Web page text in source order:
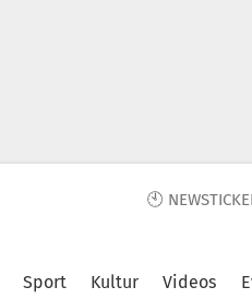
🕙
Sport Kultur Videos